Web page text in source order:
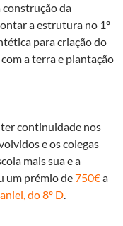
construção da
a estrutura no 1º
para criação do
a terra e plantação
continuidade nos
e os colegas
mais sua e a
um prémio de750€a
do 8º D.